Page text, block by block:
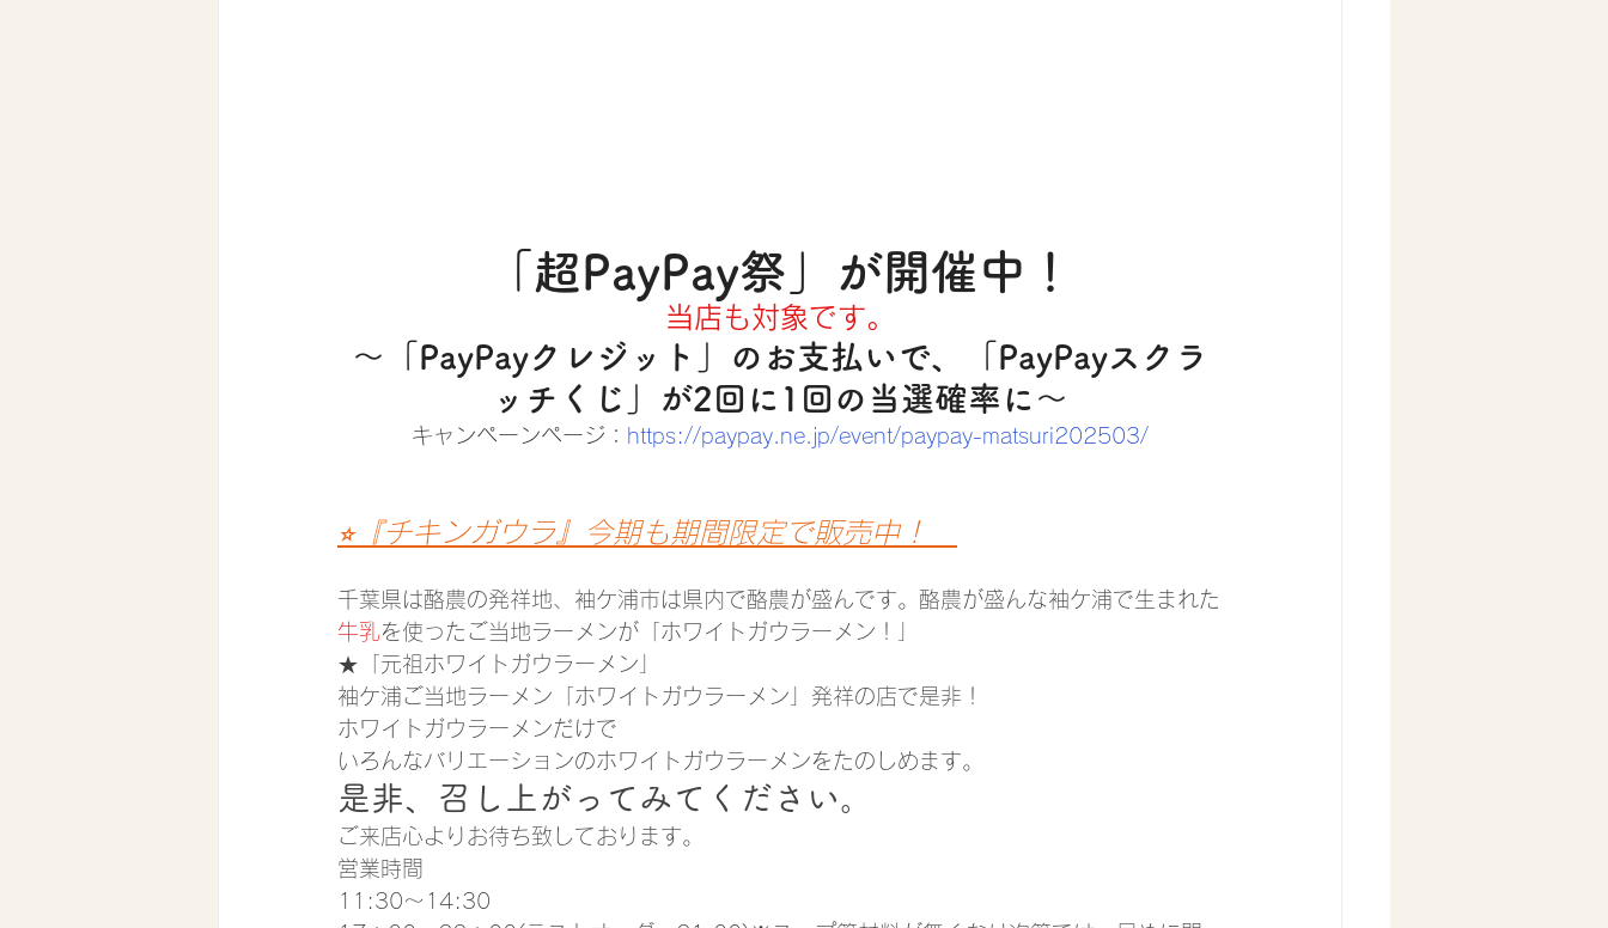
「超PayPay祭」が開催中！
当店も対象です。
～「PayPayクレジット」のお支払いで、「PayPayスクラ
ッチくじ」が2回に1回の当選確率に～
キャンペーンページ： https://paypay.ne.jp/event/paypay-matsuri202503/
⭐︎『チキンガウラ』今期も期間限定で販売中！
千葉県は酪農の発祥地、袖ケ浦市は県内で酪農が盛んです。酪農が盛んな袖ケ浦で生まれた
牛乳を使ったご当地ラーメンが「ホワイトガウラーメン！」
★「元祖ホワイトガウラーメン」
袖ケ浦ご当地ラーメン「ホワイトガウラーメン」発祥の店で是非！
ホワイトガウラーメンだけで
いろんなバリエーションのホワイトガウラーメンをたのしめます。
是非、召し上がってみてください。
ご来店心よりお待ち致しております。
営業時間
11:30〜14:30